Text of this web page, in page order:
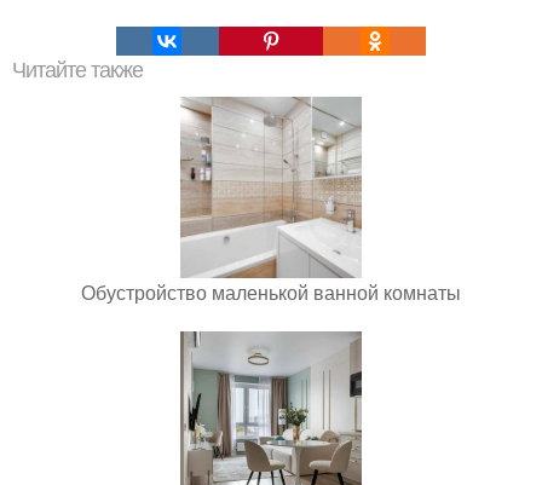
Читайте также
Обустройство маленькой ванной комнаты